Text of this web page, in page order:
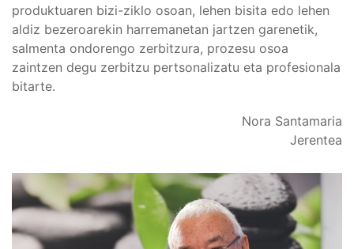
produktuaren bizi-ziklo osoan, lehen bisita edo lehen
aldiz bezeroarekin harremanetan jartzen garenetik,
salmenta ondorengo zerbitzura, prozesu osoa
zaintzen degu zerbitzu pertsonalizatu eta profesionala
bitarte.
Nora Santamaria
Jerentea